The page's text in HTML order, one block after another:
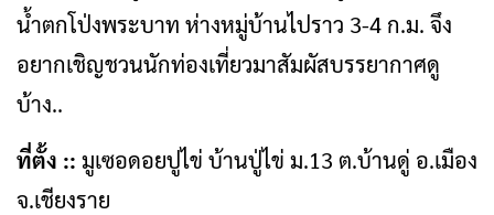
น้ำตกโป่งพระบาท ห่างหมู่บ้านไปราว 3-4 ก.ม. จึง
อยากเชิญชวนนักท่องเที่ยวมาสัมผัสบรรยากาศดู
บ้าง..
ที่ตั้ง :: มูเซอดอยปูไข่ บ้านปู่ไข่ ม.13 ต.บ้านดู่ อ.เมือง
จ.เชียงราย